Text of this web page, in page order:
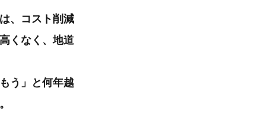
、コスト削減
くなく、地道
う」と何年越